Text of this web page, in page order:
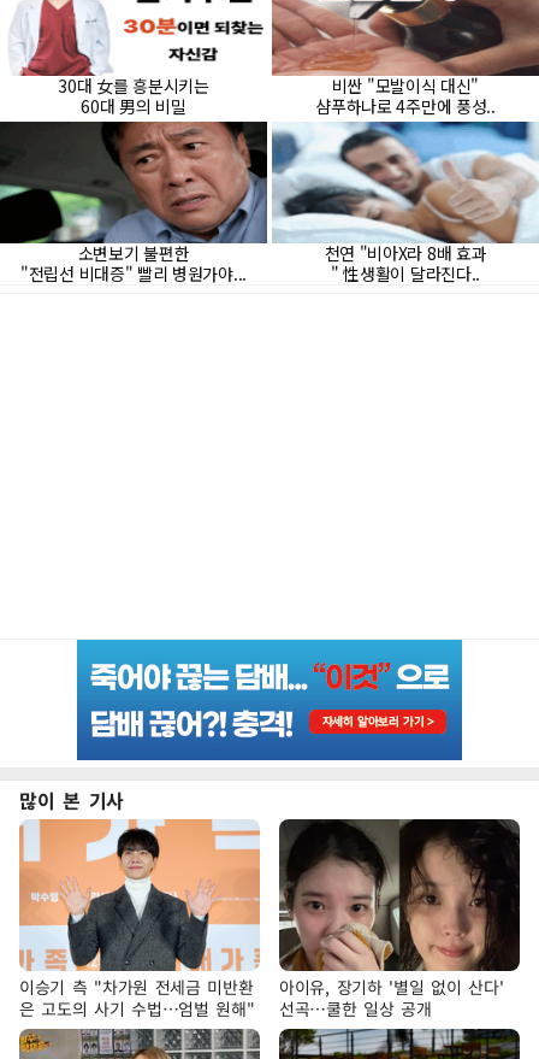
많이 본 기사
이승기 측 "차가원 전세금 미반환
은 고도의 사기 수법…엄벌 원해"
아이유, 장기하 '별일 없이 산다'
선곡…쿨한 일상 공개